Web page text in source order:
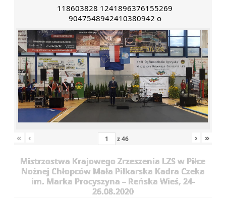
118603828 1241896376155269
9047548942410380942 o
« ‹ z46 › »
Mistrzostwa Krajowego Zrzeszenia LZS w Piłce
Nożnej Chłopców Mała Piłkarska Kadra Czeka
im. Marka Procyszyna – Reńska Wieś, 24-
26.08.2020